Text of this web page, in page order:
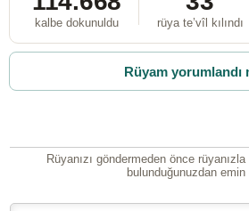
kalbe dokunuldu rüya te’vîl kılındı
Rüyam yorumlandı
Rüyanızı göndermeden önce
bulunduğunuzdan emin